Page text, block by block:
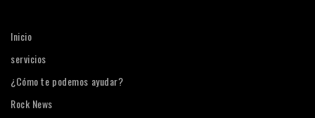
Inicio
servicios
¿Cómo te podemos ayudar?
Rock News